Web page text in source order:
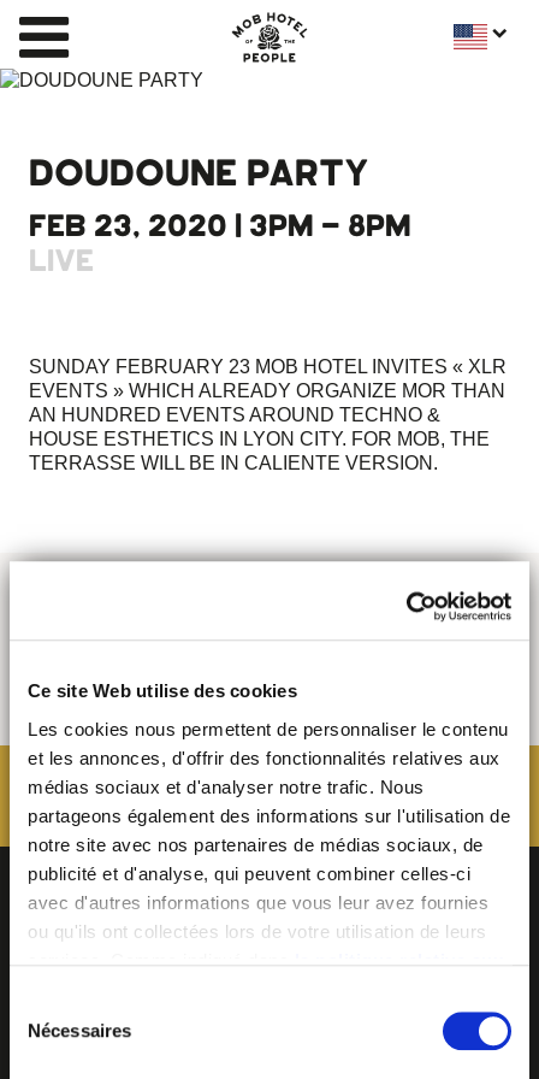
Ce site Web utilise des cookies
Les cookies nous permettent de personnaliser le contenu
et les annonces, d'offrir des fonctionnalités relatives aux
médias sociaux et d'analyser notre trafic. Nous
partageons également des informations sur l'utilisation de
notre site avec nos partenaires de médias sociaux, de
publicité et d'analyse, qui peuvent combiner celles-ci
avec d'autres informations que vous leur avez fournies
ou qu'ils ont collectées lors de votre utilisation de leurs
cliquant sur « tout autoriser » ; vous refusez ce dépôt de
cookies (sauf cookies nécessaires) en cliquant sur « tout
Nécessaires
DOUDOUNE PARTY
FEB 23, 2020 | 3PM - 8PM
LIVE
SUNDAY FEBRUARY 23 MOB HOTEL INVITES « XLR
EVENTS » WHICH ALREADY ORGANIZE MOR THAN
AN HUNDRED EVENTS AROUND TECHNO &
HOUSE ESTHETICS IN LYON CITY. FOR MOB, THE
TERRASSE WILL BE IN CALIENTE VERSION.